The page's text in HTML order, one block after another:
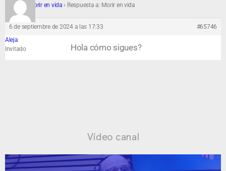
Foro › Morir en vida › Respuesta a: Morir en vida
6 de septiembre de 2024 a las 17:33
#65746
Aleja
Invitado
Hola cómo sigues?
Vídeo canal